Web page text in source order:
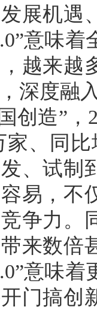
展机遇
意味
越来越
深度融
创造”
家、同
、试制
易，不
争力。
来数倍
意味
门搞创